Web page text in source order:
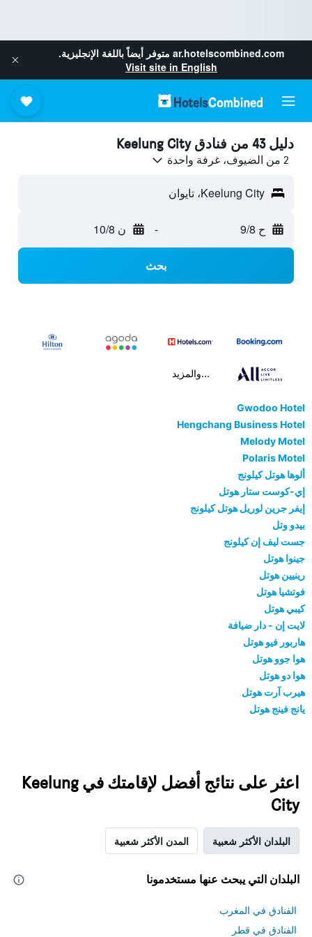
ar.hotelscombined.com متوفر أيضاً باللغة الإنجليزية.
Visit site in English
دليل 43 من فنادق Keelung City
2 من الضيوف، غرفة واحدة
Keelung City، تايوان
ح 9/8 - ن 10/8
بحث
...والمزيد
Gwodoo Hotel
Hengchang Business Hotel
Melody Motel
Polaris Motel
ألوها هوتل كيلونج
إي-كوست ستار هوتل
إيفر جرين لوريل هوتل كيلونج
بيدو وتل
جست ليف إن كيلونج
جينوا هوتل
رينيين هوتل
فوتشيا هوتل
كيبي هوتل
لايت إن - دار ضيافة
هاربور فيو هوتل
هوا جوو هوتل
هوا دو هوتل
هيرب آرت هوتل
يانج فينج هوتل
اعثر على نتائج أفضل لإقامتك في Keelung
City
البلدان الأكثر شعبية المدن الأكثر شعبية
البلدان التي يبحث عنها مستخدمونا
الفنادق في المغرب
الفنادق في قطر